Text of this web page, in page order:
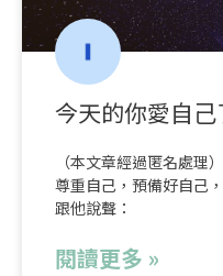
今天的你愛自己
（本文章經過匿名處理
尊重自己，預備好自己
跟他說聲：
閱讀更多 »